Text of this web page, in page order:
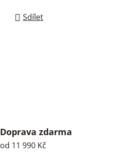
Sdílet
Doprava zdarma
od 11 990 Kč